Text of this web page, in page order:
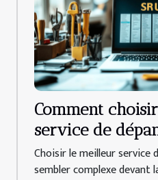
Comment
service de
besoins ?
Choisir le meilleur service
sembler complexe devant